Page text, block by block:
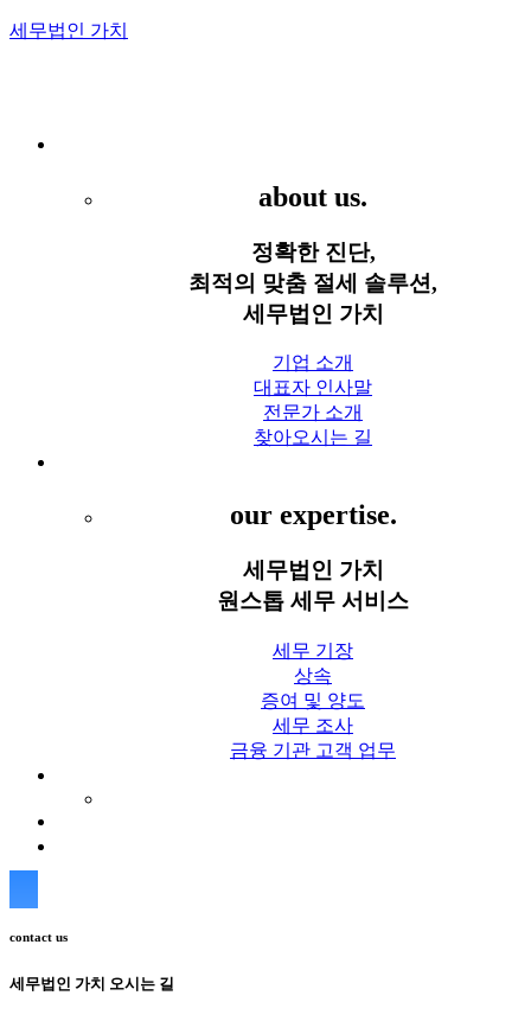
세무법인 가치
about us.
정확한 진단,
최적의 맞춤 절세 솔루션,
세무법인 가치
기업 소개
대표자 인사말
전문가 소개
찾아오시는 길
our expertise.
세무법인 가치
원스톱 세무 서비스
세무 기장
상속
증여 및 양도
세무 조사
금융 기관 고객 업무
contact us
세무법인 가치 오시는 길